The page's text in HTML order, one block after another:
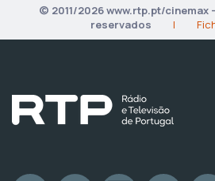
© 2011/2026 www.rtp.pt/
reservados
|